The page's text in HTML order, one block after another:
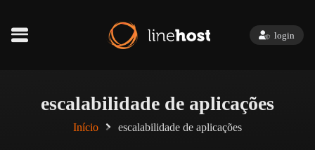
login
escalabilidade de aplicações
Início escalabilidade de aplicações